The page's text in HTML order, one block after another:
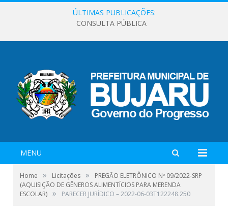
ÚLTIMAS PUBLICAÇÕES:
CONSULTA PÚBLICA
MENU
Home » Licitações »
PREGÃO ELETRÔNICO Nº 09/2022-SRP
(AQUISIÇÃO DE GÊNEROS ALIMENTÍCIOS PARA MERENDA
ESCOLAR) » PARECER JURÍDICO – 2022-06-03T122248.250